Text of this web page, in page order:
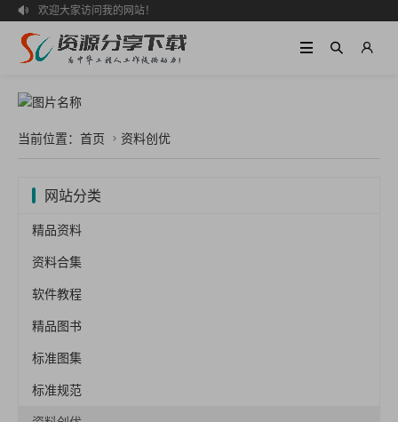
 欢迎大家访问我的网站！
当前位置： 首页  资料创优
网站分类
精品资料
资料合集
软件教程
精品图书
标准图集
标准规范